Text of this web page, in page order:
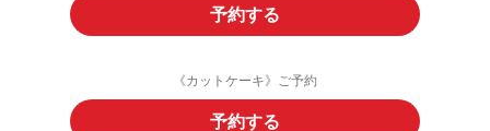
予約する
《カットケーキ》ご予約
予約する